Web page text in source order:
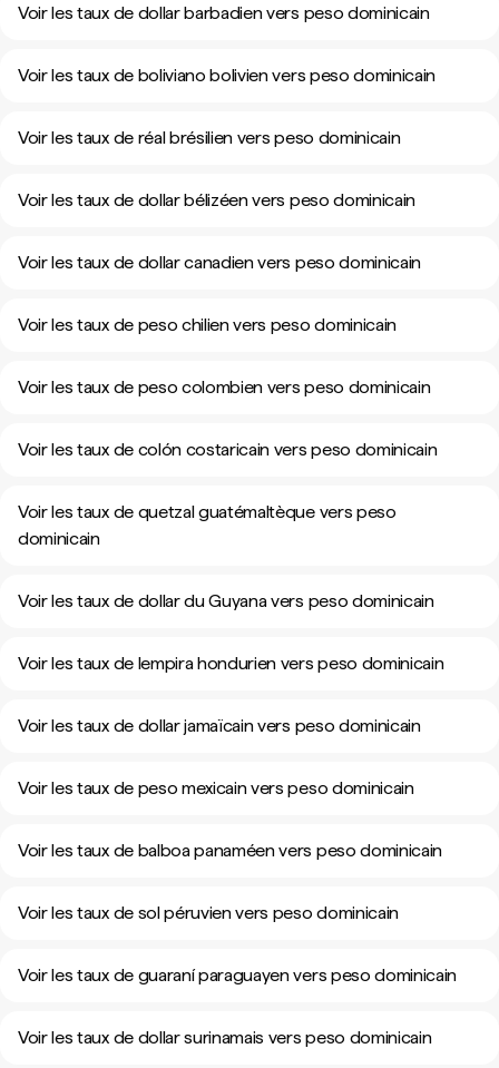
Voir les taux de dollar barbadien vers peso dominicain
Voir les taux de boliviano bolivien vers peso dominicain
Voir les taux de réal brésilien vers peso dominicain
Voir les taux de dollar bélizéen vers peso dominicain
Voir les taux de dollar canadien vers peso dominicain
Voir les taux de peso chilien vers peso dominicain
Voir les taux de peso colombien vers peso dominicain
Voir les taux de colón costaricain vers peso dominicain
Voir les taux de quetzal guatémaltèque vers peso
dominicain
Voir les taux de dollar du Guyana vers peso dominicain
Voir les taux de lempira hondurien vers peso dominicain
Voir les taux de dollar jamaïcain vers peso dominicain
Voir les taux de peso mexicain vers peso dominicain
Voir les taux de balboa panaméen vers peso dominicain
Voir les taux de sol péruvien vers peso dominicain
Voir les taux de guaraní paraguayen vers peso dominicain
Voir les taux de dollar surinamais vers peso dominicain